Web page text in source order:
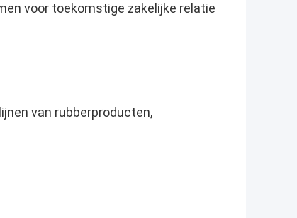
voor toekomstige zakelijke relatie
van rubberproducten,